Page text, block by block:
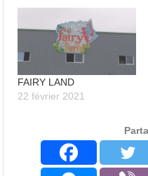
FAIRY LAND
22 février 2021